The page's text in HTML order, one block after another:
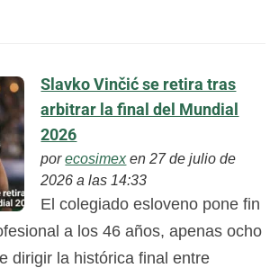
Slavko Vinčić se retira tras
arbitrar la final del Mundial
2026
porecosimexen 27 de julio de
2026 a las 14:33
El colegiado esloveno pone fin
a los 46 años, apenas ocho
dirigir la histórica final entre